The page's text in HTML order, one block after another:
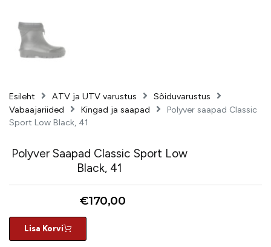
Esileht ATV ja UTV varustus
Sõiduvarustus
Vabaajariided
Kingad ja saapad
Polyver saapad Classic
Sport Low Black, 41
Polyver Saapad Classic Sport Low
Black, 41
€170,00
Lisa Korvi